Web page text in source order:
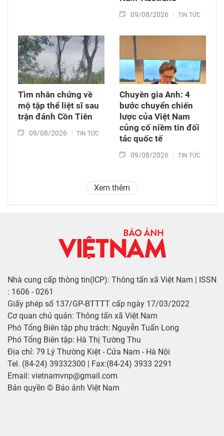
09/08/2026 TIN TỨC
Tìm nhân chứng về
mộ tập thể liệt sĩ sau
trận đánh Cồn Tiên
09/08/2026 TIN TỨC
Chuyên gia Anh: 4
bước chuyển chiến
lược của Việt Nam
củng cố niềm tin đối
tác quốc tế
09/08/2026 TIN TỨC
Xem thêm
Nhà cung cấp thông tin(ICP): Thông tấn xã Việt Nam | ISSN
: 1606 - 0261
Giấy phép số 137/GP-BTTTT cấp ngày 17/03/2022
Cơ quan chủ quản: Thông tấn xã Việt Nam
Phó Tổng Biên tập phụ trách: Nguyễn Tuấn Long
Phó Tổng Biên tập: Hà Thị Tường Thu
Địa chỉ: 79 Lý Thường Kiệt - Cửa Nam - Hà Nội
Tel. (84-24) 39332300 | Fax:(84-24) 3933 2291
Email: vietnamvnp@gmail.com
Bản quyền © Báo ảnh Việt Nam